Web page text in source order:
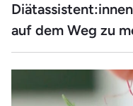
auf dem Weg zu
funktioniert, stehen
Patient:innen auch